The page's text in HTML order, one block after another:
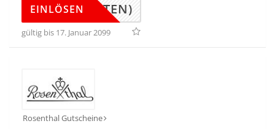
(UNTEN)
EINLÖSEN
gültig bis 17. Januar 2099
Rosenthal Gutscheine